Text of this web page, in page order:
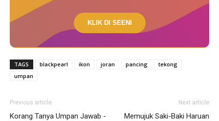
KLIK DI SEENI
TAGS blackpearl ikon joran pancing
tekong
umpan
Previous article
Korang Tanya Umpan Jawab -
Next article
Memujuk Saki-Baki Haruan